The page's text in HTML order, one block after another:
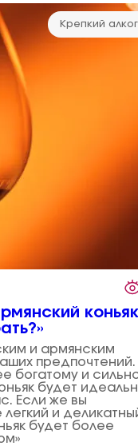
Крепкий
и армянским
предпочтений.
богатому и
будет
Если же вы
и
будет более